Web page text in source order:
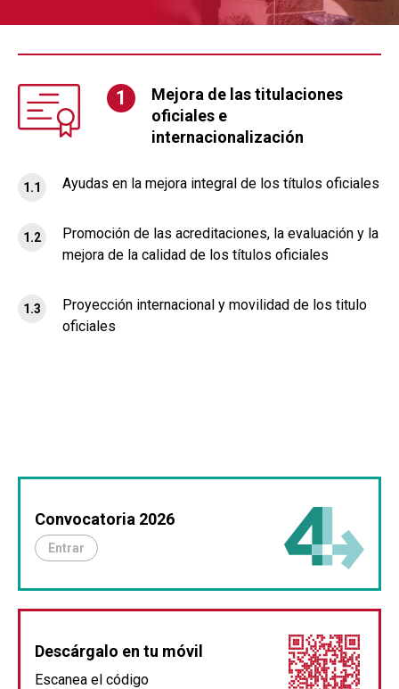
Mejora de las titulaciones
oficiales e
internacionalización
1.1 Ayudas en la mejora integral de los títulos oficiales
1.2
Promoción de las acreditaciones, la evaluación y la
mejora de la calidad de los títulos oficiales
1.3
Proyección internacional y movilidad de los titulo
oficiales
Convocatoria 2026
Entrar
Descárgalo en tu móvil
Escanea el código